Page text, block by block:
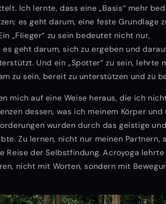
Ich lernte, dass eine „Basis“ mehr
es geht darum, eine feste Grundlage
„Flieger“ zu sein bedeutet nicht nur,
geht darum, sich zu ergeben und
Und ein „Spotter“ zu sein, lehrte
zu sein, bereit zu unterstützen und zu
mich auf eine Weise heraus, die ich
dessen, was ich meinem Körper und
wurden durch das geistige
Zu lernen, nicht nur meinen Partnern,
Reise der Selbstfindung. Acroyoga lehrte
nicht mit Worten, sondern mit